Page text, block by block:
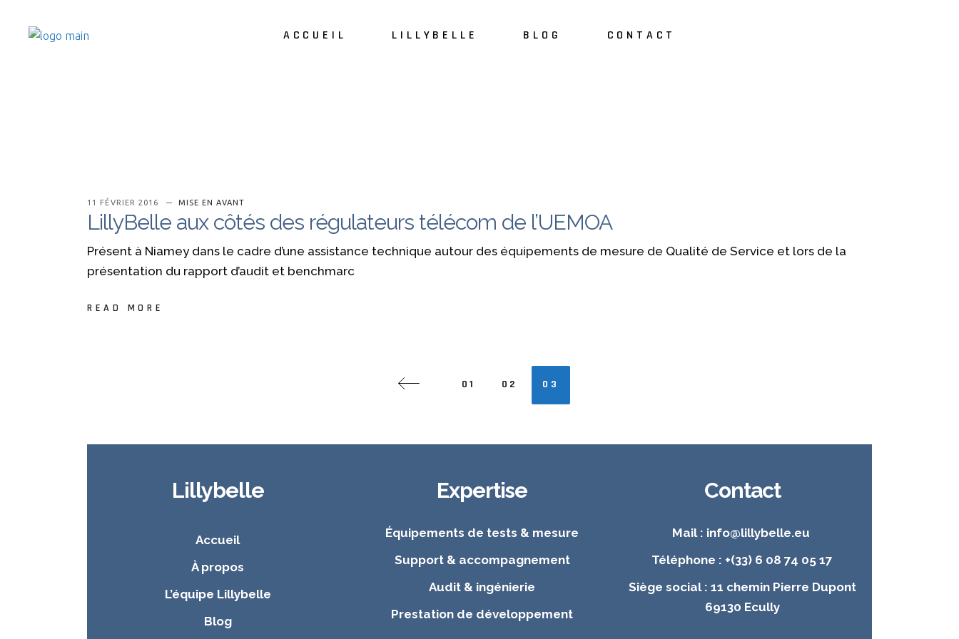
ACCUEIL LILLYBELLE BLOG CONTACT
11 FÉVRIER 2016 MISE EN AVANT
LillyBelle aux côtés des régulateurs télécom de l’UEMOA
Présent à Niamey dans le cadre d’une assistance technique autour des équipements de mesure de Qualité de Service et lors de la
présentation du rapport d’audit et benchmarc
READ MORE
01 02 03
Lillybelle
Accueil
À propos
L’équipe Lillybelle
Blog
Expertise
Équipements de tests & mesure
Support & accompagnement
Audit & ingénierie
Prestation de développement
Contact
Mail : info@lillybelle.eu
Téléphone : +(33) 6 08 74 05 17
Siège social : 11 chemin Pierre Dupont
69130 Ecully